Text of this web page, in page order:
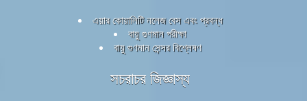
এয়ার কোয়ালিটি নলেজ বেস এবং প্রবন্ধ
বায়ু গুণমান পরীক্ষা
বায়ু গুণমান সেন্সর বিশ্লেষণ
সচরাচর জিজ্ঞাস্য